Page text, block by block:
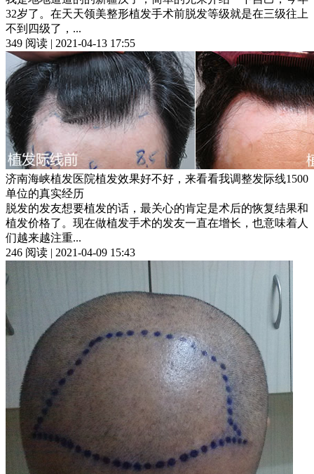
32岁了。在天天领美整形植发手术前脱发等级就是在三级往上
不到四级了，...
349 阅读 | 2021-04-13 17:55
济南海峡植发医院植发效果好不好，来看看我调整发际线1500
单位的真实经历
脱发的发友想要植发的话，最关心的肯定是术后的恢复结果和
植发价格了。现在做植发手术的发友一直在增长，也意味着人
们越来越注重...
246 阅读 | 2021-04-09 15:43